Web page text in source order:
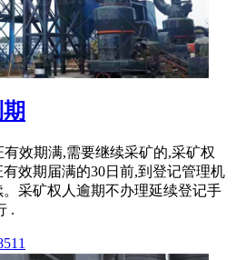
效期满,需要继续采矿的,采矿权
效期届满的30日前,到登记管理机
采矿权人逾期不办理延续登记手
.